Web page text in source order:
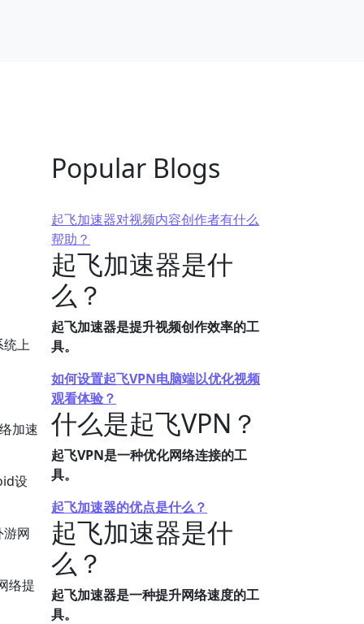
统上
加速
设
网
络提
Popular Blogs
起飞加速器对视频内容创作者有什么
帮助？
起飞加速器是什
么？
起飞加速器是提升视频创作效率的工
具。
如何设置起飞VPN电脑端以优化视频
观看体验？
什么是起飞VPN？
起飞VPN是一种优化网络连接的工
具。
起飞加速器的优点是什么？
起飞加速器是什
么？
起飞加速器是一种提升网络速度的工
具。